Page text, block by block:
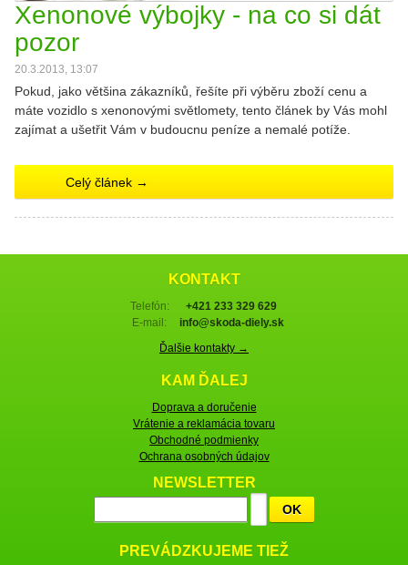
Xenonové výbojky - na co si dát
pozor
20.3.2013, 13:07
Pokud, jako většina zákazníků, řešíte při výběru zboží cenu a
máte vozidlo s xenonovými světlomety, tento článek by Vás mohl
zajímat a ušetřit Vám v budoucnu peníze a nemalé potíže.
Celý článek →
KONTAKT
Telefón:
+421 233 329 629
E-mail:
info@skoda-diely.sk
Ďalšie kontakty →
KAM ĎALEJ
Doprava a doručenie
Vrátenie a reklamácia tovaru
Obchodné podmienky
Ochrana osobných údajov
NEWSLETTER
OK
PREVÁDZKUJEME TIEŽ